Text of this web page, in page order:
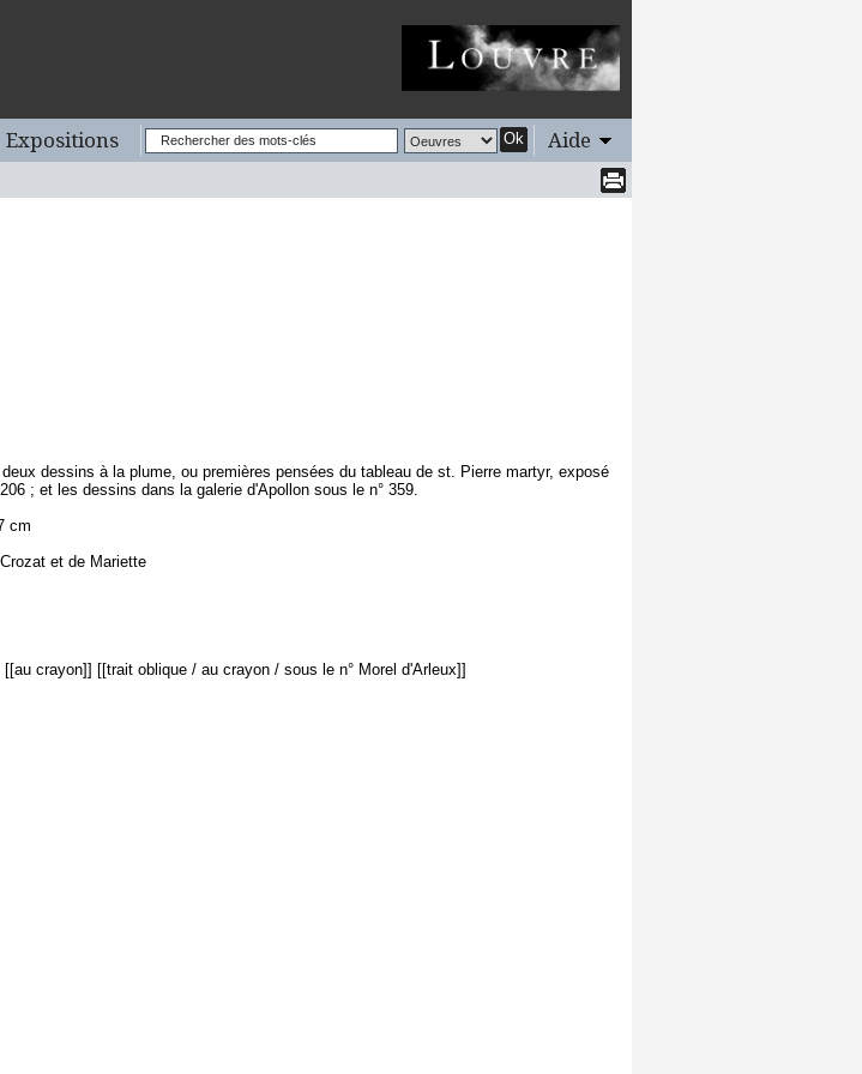
Expositions Ok Aide
dessins à la plume, ou premières pensées du tableau de st. Pierre martyr, exposé
; et les dessins dans la galerie d'Apollon sous le n° 359.
cm
et de Mariette
crayon]] [[trait oblique / au crayon / sous le n° Morel d'Arleux]]